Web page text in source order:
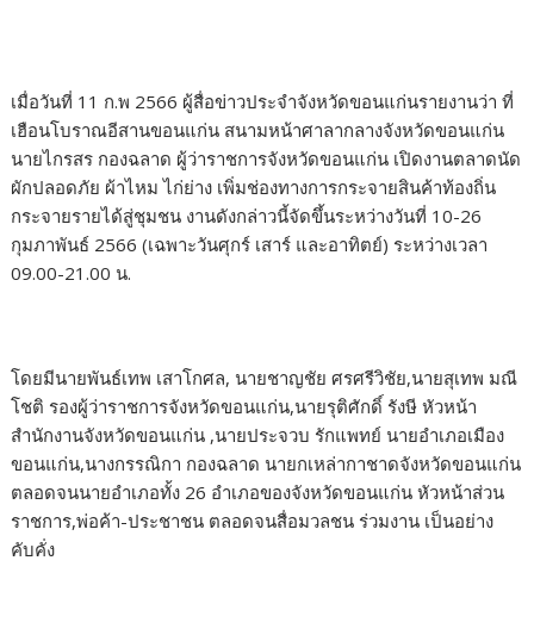
เมื่อวันที่ 11 ก.พ 2566 ผู้สื่อข่าวประจำจังหวัดขอนแก่นรายงานว่า ที่
เฮือนโบราณอีสานขอนแก่น สนามหน้าศาลากลางจังหวัดขอนแก่น
นายไกรสร กองฉลาด ผู้ว่าราชการจังหวัดขอนแก่น เปิดงานตลาดนัด
ผักปลอดภัย ผ้าไหม ไก่ย่าง เพิ่มช่องทางการกระจายสินค้าท้องถิ่น
กระจายรายได้สู่ชุมชน งานดังกล่าวนี้จัดขึ้นระหว่างวันที่ 10-26
กุมภาพันธ์ 2566 (เฉพาะวันศุกร์ เสาร์ และอาทิตย์) ระหว่างเวลา
09.00-21.00 น.
โดยมีนายพันธ์เทพ เสาโกศล, นายชาญชัย ศรศรีวิชัย,นายสุเทพ มณี
โชติ รองผู้ว่าราชการจังหวัดขอนแก่น,นายรุติศักดิ์ รังษี หัวหน้า
สำนักงานจังหวัดขอนแก่น ,นายประจวบ รักแพทย์ นายอำเภอเมือง
ขอนแก่น,นางกรรณิกา กองฉลาด นายกเหล่ากาชาดจังหวัดขอนแก่น
ตลอดจนนายอำเภอทั้ง 26 อำเภอของจังหวัดขอนแก่น หัวหน้าส่วน
ราชการ,พ่อค้า-ประชาชน ตลอดจนสื่อมวลชน ร่วมงาน เป็นอย่าง
คับคั่ง